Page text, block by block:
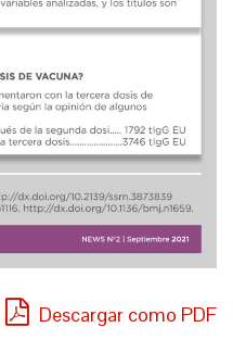
Descargar como PDF